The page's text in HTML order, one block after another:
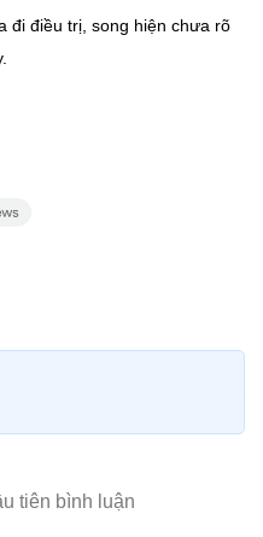
đi điều trị, song hiện chưa rõ